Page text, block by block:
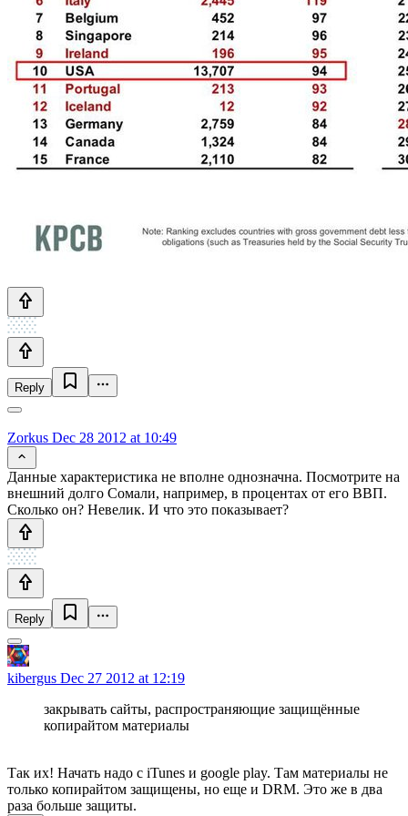
Reply
Zorkus Dec 28 2012 at 10:49
Данные характеристика не вполне однозначна. Посмотрите на
внешний долго Сомали, например, в процентах от его ВВП.
Сколько он? Невелик. И что это показывает?
Reply
kibergus Dec 27 2012 at 12:19
закрывать сайты, распространяющие защищённые
копирайтом материалы
Так их! Начать надо с iTunes и google play. Там материалы не
только копирайтом защищены, но еще и DRM. Это же в два
раза больше защиты.